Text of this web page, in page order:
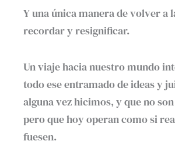
Y una única manera de volver a
recordar y resignificar.
Un viaje hacia nuestro mundo
todo ese entramado de ideas y
alguna vez hicimos, y que no
pero que hoy operan como si
fuesen.